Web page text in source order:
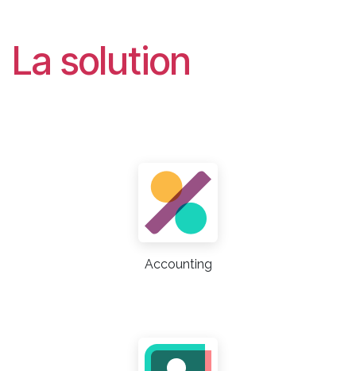
La solution
Accounting